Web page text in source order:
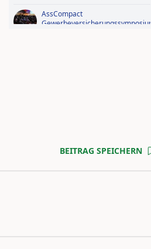
AssCompact
Gewerbeversicherungssymposium
BEITRAG SPEICHERN